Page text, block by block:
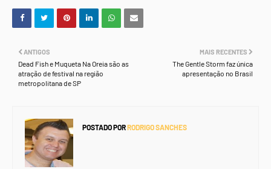
MAIS RECENTES
The Gentle Storm faz única
apresentação no Brasil
ANTIGOS
Dead Fish e Muqueta Na Oreia são as
atração de festival na região
metropolitana de SP
POSTADO PORRODRIGO SANCHES